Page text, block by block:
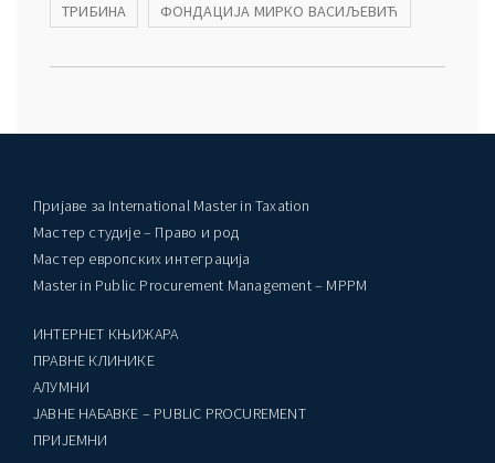
ТРИБИНА
ФОНДАЦИЈА МИРКО ВАСИЉЕВИЋ
Пријаве за International Master in Taxation
Мастер студије – Право и род
Мастер европских интеграција
Master in Public Procurement Management – MPPM
ИНТЕРНЕТ КЊИЖАРА
ПРАВНЕ КЛИНИКЕ
AЛУМНИ
ЈАВНЕ НАБАВКЕ – PUBLIC PROCUREMENT
ПРИЈЕМНИ